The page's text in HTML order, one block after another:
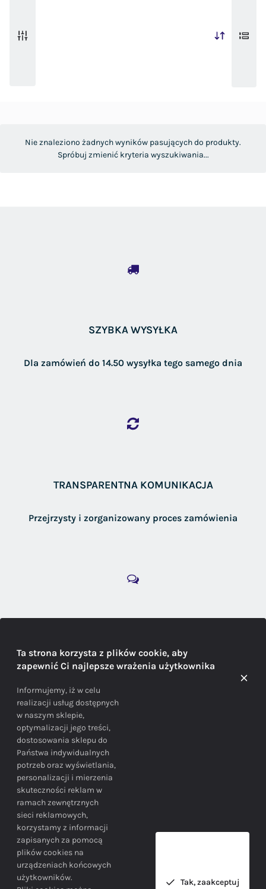
Nie znaleziono żadnych wyników pasujących do produkty.
Spróbuj zmienić kryteria wyszukiwania...
SZYBKA WYSYŁKA
Dla zamówień do 14.50 wysyłka tego samego dnia
TRANSPARENTNA KOMUNIKACJA
Przejrzysty i zorganizowany proces zamówienia
Doradzamy na każdym etapie zakupu
BEZPIECZEŃSTWO
Bezpieczne zakupy gwarantowane!
Ta strona korzysta z plików cookie, aby
zapewnić Ci najlepsze wrażenia użytkownika
Informujemy, iż w celu
realizacji usług dostępnych
w naszym sklepie,
optymalizacji jego treści,
dostosowania sklepu do
Państwa indywidualnych
potrzeb oraz wyświetlania,
personalizacji i mierzenia
skuteczności reklam w
ramach zewnętrznych
sieci reklamowych,
korzystamy z informacji
zapisanych za pomocą
plików cookies na
urządzeniach końcowych
użytkowników.
Tak, zaakceptuj